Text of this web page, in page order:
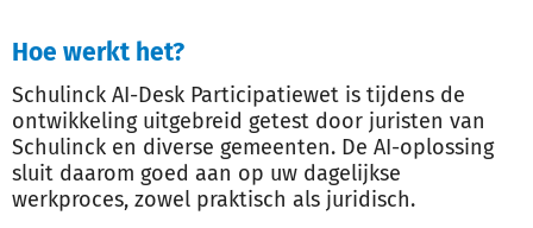
Hoe werkt het?
Schulinck AI-Desk Participatiewet is tijdens de
ontwikkeling uitgebreid getest door juristen van
Schulinck en diverse gemeenten. De AI-oplossing
sluit daarom goed aan op uw dagelijkse
werkproces, zowel praktisch als juridisch.